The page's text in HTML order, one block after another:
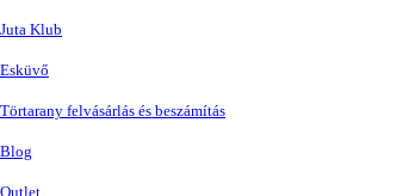
Juta Klub
Esküvő
Törtarany felvásárlás és beszámítás
Blog
Outlet